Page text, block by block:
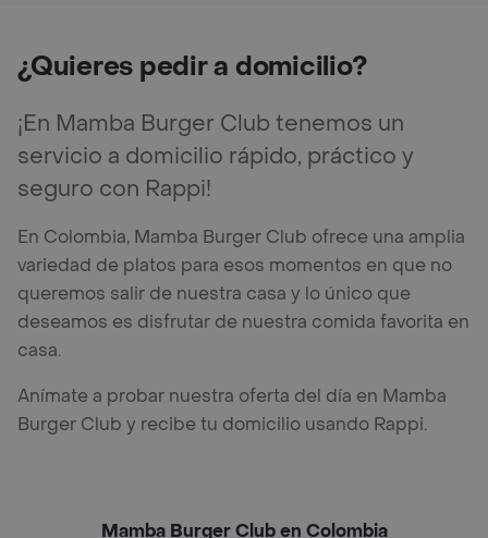
¿Quieres pedir a domicilio?
¡En Mamba Burger Club tenemos un
servicio a domicilio rápido, práctico y
seguro con Rappi!
En Colombia, Mamba Burger Club ofrece una amplia
variedad de platos para esos momentos en que no
queremos salir de nuestra casa y lo único que
deseamos es disfrutar de nuestra comida favorita en
casa.
Anímate a probar nuestra oferta del día en Mamba
Burger Club y recibe tu domicilio usando Rappi.
Mamba Burger Club en Colombia